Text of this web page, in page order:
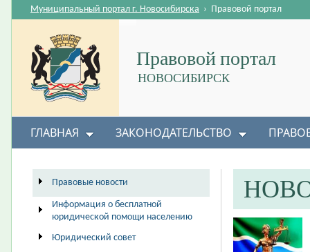
Правовой портал
НОВОСИБИРСК
Муниципальный портал г. Новосибирска › Правовой портал
ГЛАВНАЯ ЗАКОНОДАТЕЛЬСТВО
Правовые новости
Информация о бесплатной
юридической помощи населению
Юридический совет